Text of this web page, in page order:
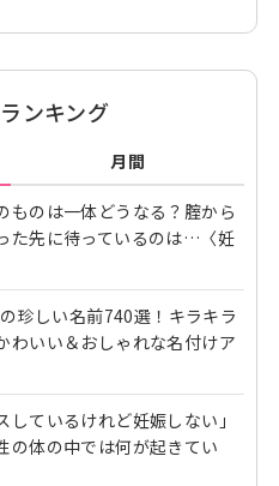
ンキング
月間
ものは一体どうなる？腟から
た先に待っているのは…〈妊
珍しい名前740選！キラキラ
わいい＆おしゃれな名付けア
しているけれど妊娠しない」
の体の中では何が起きてい